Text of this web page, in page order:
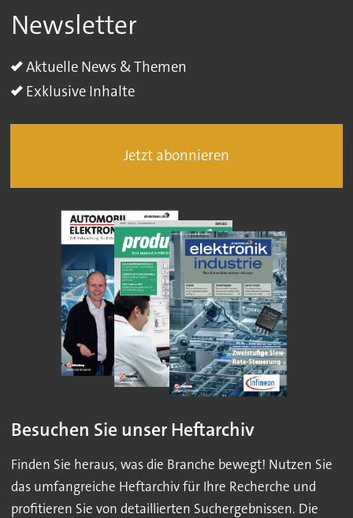
Newsletter
Aktuelle News & Themen
Exklusive Inhalte
Jetzt abonnieren
Besuchen Sie unser Heftarchiv
Finden Sie heraus, was die Branche bewegt! Nutzen Sie
das umfangreiche Heftarchiv für Ihre Recherche und
profitieren Sie von detaillierten Suchergebnissen. Die